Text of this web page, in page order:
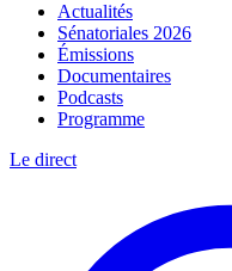
Actualités
Sénatoriales 2026
Émissions
Documentaires
Podcasts
Programme
Le direct